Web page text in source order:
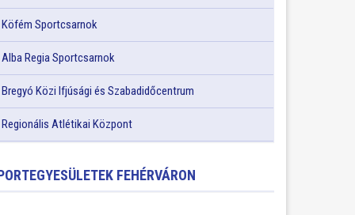
Köfém Sportcsarnok
Alba Regia Sportcsarnok
Bregyó Közi Ifjúsági és Szabadidőcentrum
Regionális Atlétikai Központ
FEHÉRVÁRON